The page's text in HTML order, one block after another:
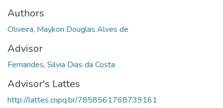
Authors
Oliveira, Maykon Douglas Alves de
Advisor
Fernandes, Silvia Dias da Costa
Advisor's Lattes
http://lattes.cnpq.br/7858561768739161